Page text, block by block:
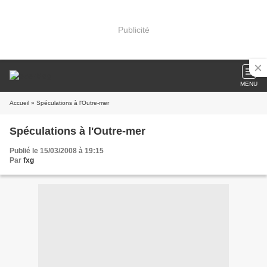
Publicité
MENU
Accueil » Spéculations à l'Outre-mer
Spéculations à l'Outre-mer
Publié le 15/03/2008 à 19:15
Par fxg